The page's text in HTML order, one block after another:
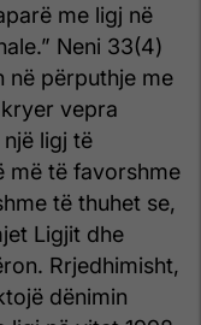
me ligj në
Neni 33(4)
në përputhje me
vepra
ligj të
më të favorshme
të thuhet se,
Ligjit dhe
Rrjedhimisht,
dënimin